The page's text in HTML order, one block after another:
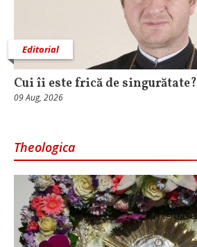
Editorial
Cui îi este frică de singurătate?
09 Aug, 2026
Theologica